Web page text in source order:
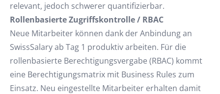
relevant, jedoch schwerer quantifizierbar.
Rollenbasierte Zugriffskontrolle / RBAC
Neue Mitarbeiter können dank der Anbindung an
SwissSalary ab Tag 1 produktiv arbeiten. Für die
rollenbasierte Berechtigungsvergabe (RBAC) kommt
eine Berechtigungsmatrix mit Business Rules zum
Einsatz. Neu eingestellte Mitarbeiter erhalten damit